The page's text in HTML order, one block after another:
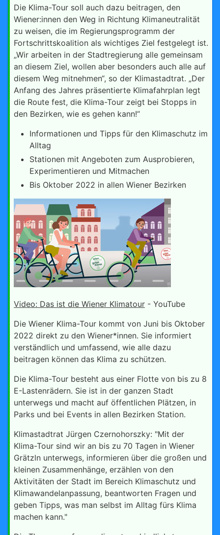
Die Klima-Tour soll auch dazu beitragen, den
Wiener:innen den Weg in Richtung Klimaneutralität
zu weisen, die im Regierungsprogramm der
Fortschrittskoalition als wichtiges Ziel festgelegt ist.
„Wir arbeiten in der Stadtregierung alle gemeinsam
an diesem Ziel, wollen aber besonders auch alle auf
diesem Weg mitnehmen“, so der Klimastadtrat. „Der
Anfang des Jahres präsentierte Klimafahrplan legt
die Route fest, die Klima-Tour zeigt bei Stopps in
den Bezirken, wie es gehen kann!“
Informationen und Tipps für den Klimaschutz im
Alltag
Stationen mit Angeboten zum Ausprobieren,
Experimentieren und Mitmachen
Bis Oktober 2022 in allen Wiener Bezirken
Video: Das ist die Wiener Klimatour - YouTube
Die Wiener Klima-Tour kommt von Juni bis Oktober
2022 direkt zu den Wiener*innen. Sie informiert
verständlich und umfassend, wie alle dazu
beitragen können das Klima zu schützen.
Die Klima-Tour besteht aus einer Flotte von bis zu 8
E-Lastenrädern. Sie ist in der ganzen Stadt
unterwegs und macht auf öffentlichen Plätzen, in
Parks und bei Events in allen Bezirken Station.
Klimastadtrat Jürgen Czernohorszky: "Mit der
Klima-Tour sind wir an bis zu 70 Tagen in Wiener
Grätzln unterwegs, informieren über die großen und
kleinen Zusammenhänge, erzählen von den
Aktivitäten der Stadt im Bereich Klimaschutz und
Klimawandelanpassung, beantworten Fragen und
geben Tipps, was man selbst im Alltag fürs Klima
machen kann."